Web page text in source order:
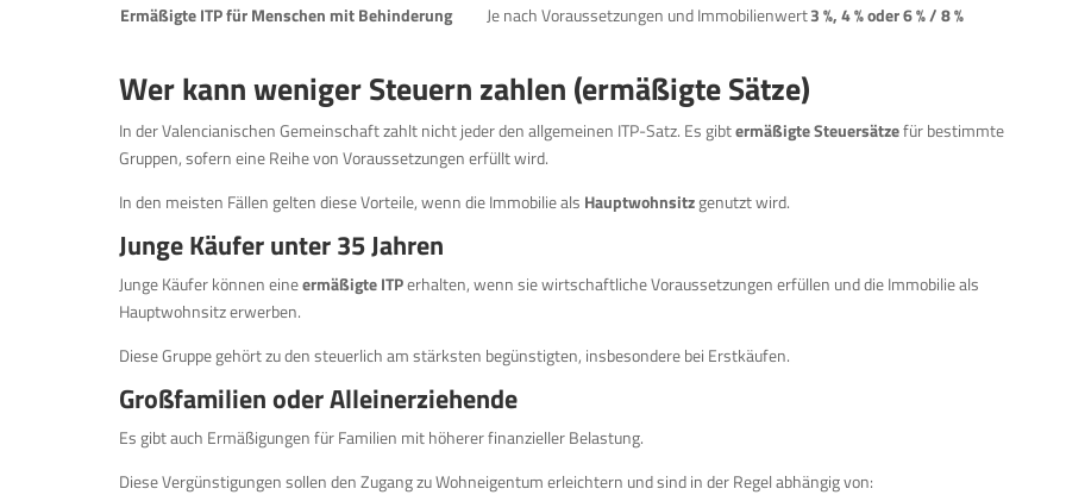
Ermäßigte ITP für Menschen mit Behinderung
Je nach Voraussetzungen und Immobilienwert3 %, 4 % oder 6 % / 8 %
Wer kann weniger Steuern zahlen (ermäßigte Sätze)
In der Valencianischen Gemeinschaft zahlt nicht jeder den allgemeinen ITP-Satz. Es gibtermäßigte Steuersätzefür bestimmte
Gruppen, sofern eine Reihe von Voraussetzungen erfüllt wird.
In den meisten Fällen gelten diese Vorteile, wenn die Immobilie als Hauptwohnsitzgenutzt wird.
Junge Käufer unter 35 Jahren
Junge Käufer können eineermäßigte ITPerhalten, wenn sie wirtschaftliche Voraussetzungen erfüllen und die Immobilie als
Hauptwohnsitz erwerben.
Diese Gruppe gehört zu den steuerlich am stärksten begünstigten, insbesondere bei Erstkäufen.
Großfamilien oder Alleinerziehende
Es gibt auch Ermäßigungen für Familien mit höherer finanzieller Belastung.
Diese Vergünstigungen sollen den Zugang zu Wohneigentum erleichtern und sind in der Regel abhängig von: